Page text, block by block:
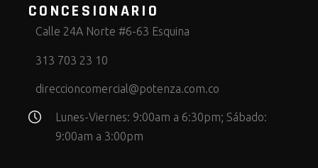
CONCESIONARIO
Calle 24A Norte #6-63 Esquina
313 703 23 10
direccioncomercial@potenza.com.co
Lunes-Viernes: 9:00am a 6:30pm; Sábado:
9:00am a 3:00pm